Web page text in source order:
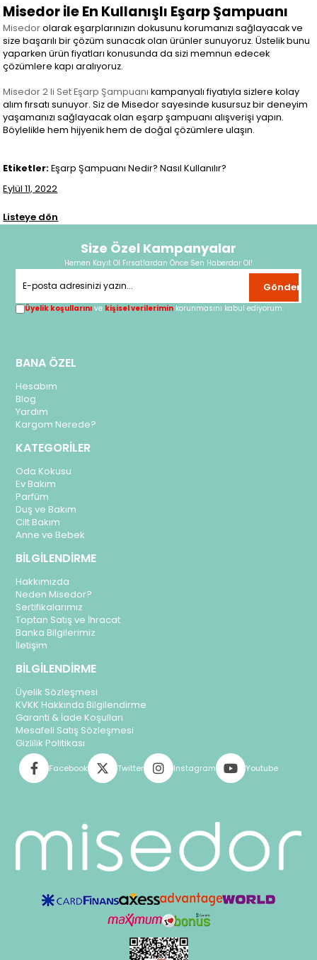
Misedor ile En Kullanışlı Eşarp Şampuanı
Misedorolarak eşarplarınızın dokusunu korumanızı sağlayacak ve
size başarılı bir çözüm sunacak olan ürünler sunuyoruz. Üstelik bunu
yaparken ürün fiyatları konusunda da sizi memnun edecek
çözümlere kapı aralıyoruz.
Misedor 2 li Set Eşarp Şampuanı kampanyalı fiyatıyla sizlere kolay
alım fırsatı sunuyor. Siz de Misedor sayesinde kusursuz bir deneyim
yaşamanızı sağlayacak olan eşarp şampuanı alışverişi yapın.
Böylelikle hem hijyenik hem de doğal çözümlere ulaşın.
Etiketler:Eşarp Şampuanı Nedir? Nasıl Kullanılır?
Eylül 11, 2022
Listeye dön
Size Özel Kampanyalar
Hemen Kayıt Ol Fırsatlardan Önce Sen Haberdar Ol!
Gönder
Üyelik koşullarını ve kişisel verilerimin korunmasını kabul ediyorum.
BANA ÖZEL
Hesabım
Blog
Yardım
Kargom Nerede?
KATEGORİLER
Oda Kokusu
Ev Bakım
Parfüm
Duş ve Bakım
Cilt Bakım
Anne ve Bebek
BİLGİLENDİRME
Hakkımızda
Neden Misedor?
Sertifikalarımız
Toptan Satış ve İhracat
Banka Bilgilerimiz
İletişim
BİLGİLENDİRME
Üyelik Sözleşmesi
KVKK Hakkında Bilgilendirme
Garanti & İade Koşulları
Mesafeli Satış Sözleşmesi
Gizlilik Politikası
Facebook Twitter Instagram Youtube